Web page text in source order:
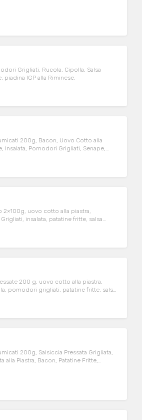
Grigliati, Rucola, Cipolla, Salsa
piadina IGP alla Riminese.
200g, Bacon, Uovo Cotto alla
Insalata, Pomodori Grigliati, Senape,
2×100g, uovo cotto alla piastra,
insalata, patatine fritte, salsa
200 g, uovo cotto alla piastra,
pomodori grigliati, patatine fritte, salsa
200g, Salsiccia Pressata Grigliata,
alla Piastra, Bacon, Patatine Fritte,
IGP alla Riminese marinata con